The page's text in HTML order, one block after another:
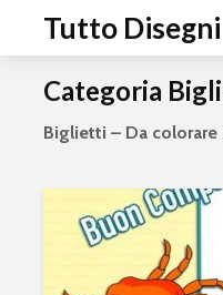
Tutto Disegni
Categoria
Biglietti – Da